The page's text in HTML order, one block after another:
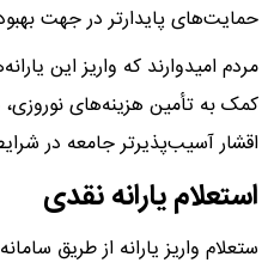
حمایت‌های پایدارتر در جهت
مردم امیدوارند که واریز این
کمک به تأمین هزینه‌های نوروزی،
اقشار آسیب‌پذیرتر جامعه در
استعلام یارانه نقدی
ستعلام واریز یارانه از طریق سامانه